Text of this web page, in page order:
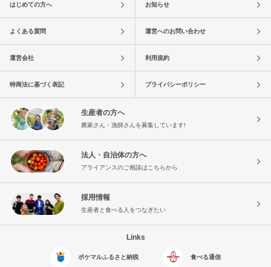
はじめての方へ お知らせ
よくある質問 運営へのお問い合わせ
運営会社 利用規約
特商法に基づく表記 プライバシーポリシー
生産者の方へ
農家さん・漁師さんを募集しています!
法人・自治体の方へ
アライアンスのご相談はこちらから
採用情報
生産者と食べる人をつなぎたい
Links
ポケマルふるさと納税 食べる通信